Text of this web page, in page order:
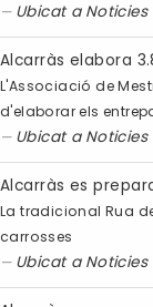
Ubicat a Noticies
Alcarràs elabora
L'Associació de
d'elaborar els
Ubicat a Noticies
Alcarràs es
La tradicional Rua
carrosses
Ubicat a Noticies